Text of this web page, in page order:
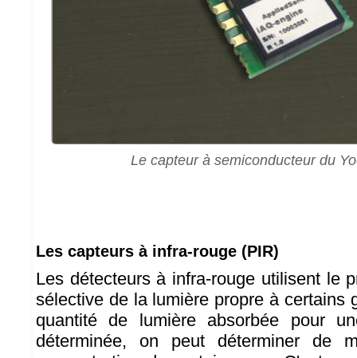
Le capteur à semiconducteur du
Les capteurs à infra-rouge (PIR)
Les détecteurs à infra-rouge utilisent le
sélective de la lumière propre à certains
quantité de lumière absorbée pour
déterminée, on peut déterminer de